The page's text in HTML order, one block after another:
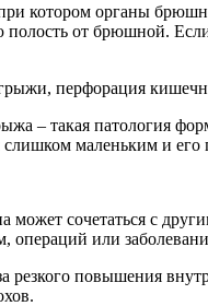
котором органы
от брюшной.
перфорация
– такая патология
маленьким и его
может сочетаться с
операций или
резкого повышения